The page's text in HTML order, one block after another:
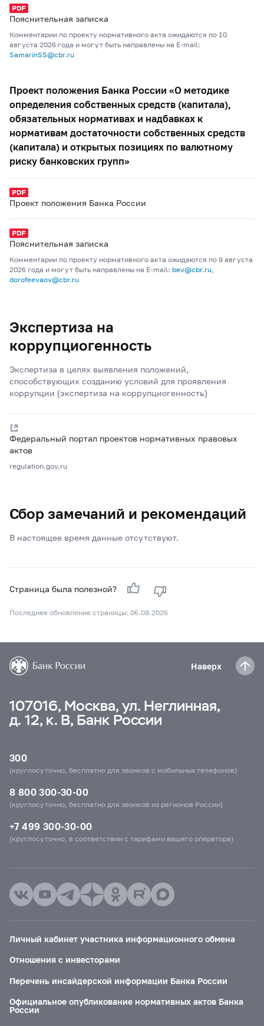
Пояснительная записка
Комментарии по проекту нормативного акта ожидаются по 10
августа 2026 года и могут быть направлены на E-mail:
SamarinSS@cbr.ru
Проект положения Банка России «О методике
определения собственных средств (капитала),
обязательных нормативах и надбавках к
нормативам достаточности собственных средств
(капитала) и открытых позициях по валютному
риску банковских групп»
Проект положения Банка России
Пояснительная записка
Комментарии по проекту нормативного акта ожидаются по 9 августа
2026 года и могут быть направлены на E-mail: bev@cbr.ru,
dorofeevaov@cbr.ru
Экспертиза на
коррупциогенность
Экспертиза в целях выявления положений,
способствующих созданию условий для проявления
коррупции (экспертиза на коррупциогенность)
Федеральный портал проектов нормативных правовых
актов
regulation.gov.ru
Сбор замечаний и рекомендаций
В настоящее время данные отсутствуют.
Страница была полезной?
Последнее обновление страницы: 06.08.2026
Наверх
107016, Москва, ул. Неглинная,
д. 12, к. В, Банк России
300
(круглосуточно, бесплатно для звонков с мобильных телефонов)
8 800 300-30-00
(круглосуточно, бесплатно для звонков из регионов России)
+7 499 300-30-00
(круглосуточно, в соответствии с тарифами вашего оператора)
Личный кабинет участника информационного обмена
Отношения с инвесторами
Перечень инсайдерской информации Банка России
Официальное опубликование нормативных актов Банка
России